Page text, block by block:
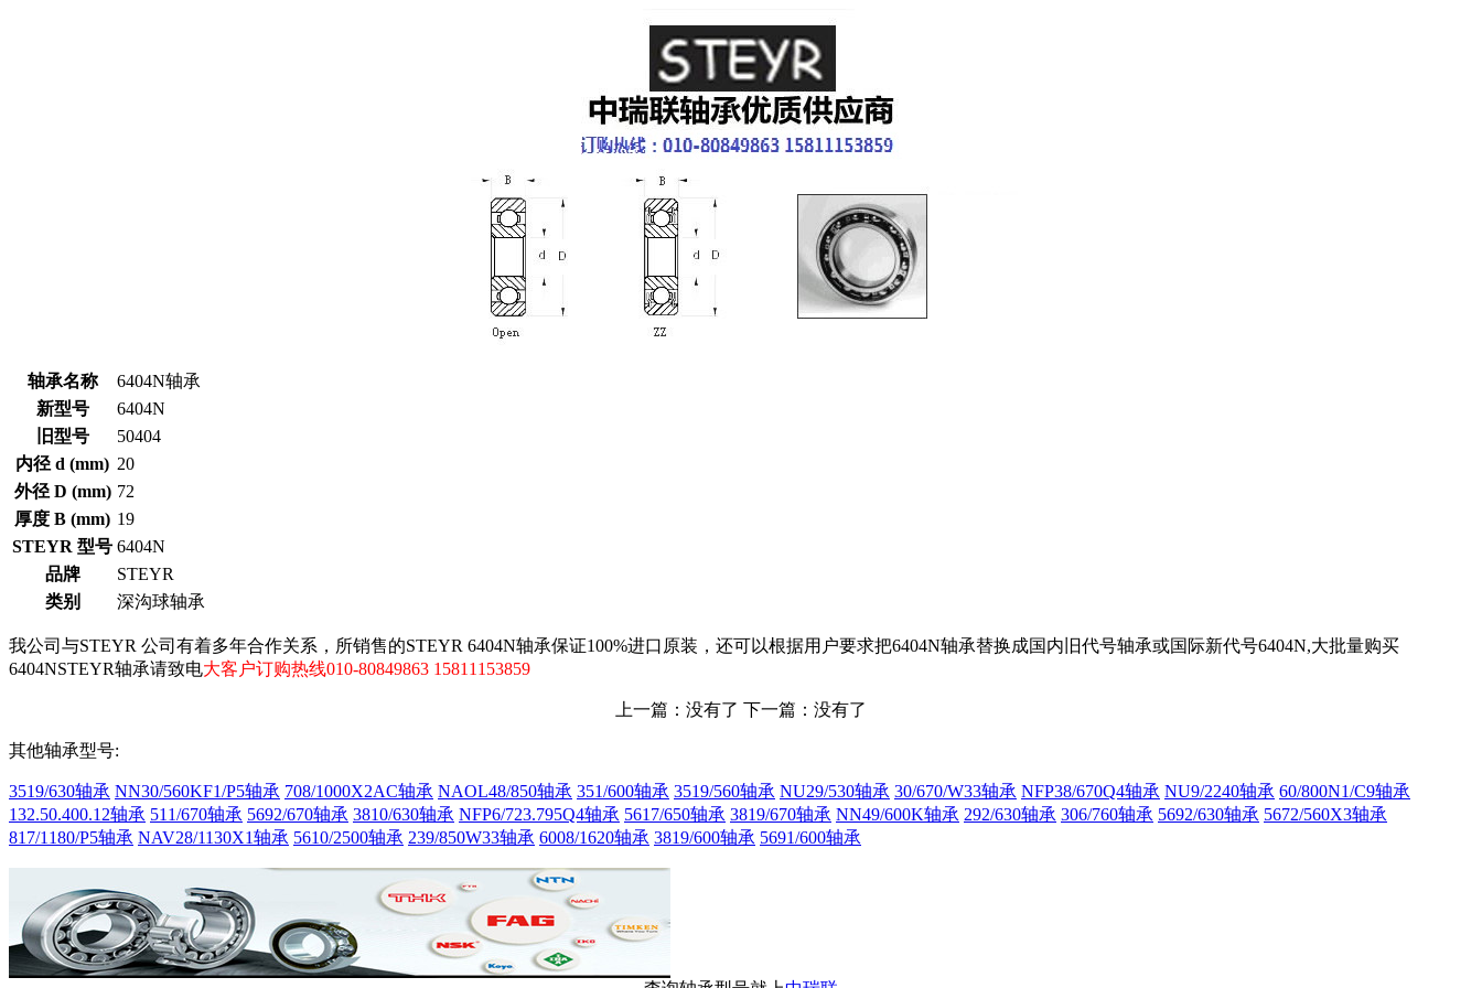
轴承名称
6404N轴承
新型号
6404N
旧型号
50404
内径 d (mm) 20
外径 D (mm) 72
厚度 B (mm) 19
STEYR 型号 6404N
品牌
STEYR
类别
深沟球轴承
我公司与STEYR 公司有着多年合作关系，所销售的STEYR 6404N轴承保证100%进口原装，还可以根据用户要求把6404N轴承替换成国内旧代号轴承或国际新代号6404N,大批量购买
6404NSTEYR轴承请致电大客户订购热线010-80849863 15811153859
上一篇：没有了 下一篇：没有了
其他轴承型号:
3519/630轴承 NN30/560KF1/P5轴承 708/1000X2AC轴承 NAOL48/850轴承 351/600轴承 3519/560轴承 NU29/530轴承 30/670/W33轴承 NFP38/670Q4轴承 NU9/2240轴承 60/800N1/C9轴承
132.50.400.12轴承 511/670轴承 5692/670轴承 3810/630轴承 NFP6/723.795Q4轴承 5617/650轴承 3819/670轴承 NN49/600K轴承 292/630轴承 306/760轴承 5692/630轴承 5672/560X3轴承
817/1180/P5轴承 NAV28/1130X1轴承 5610/2500轴承 239/850W33轴承 6008/1620轴承 3819/600轴承 5691/600轴承